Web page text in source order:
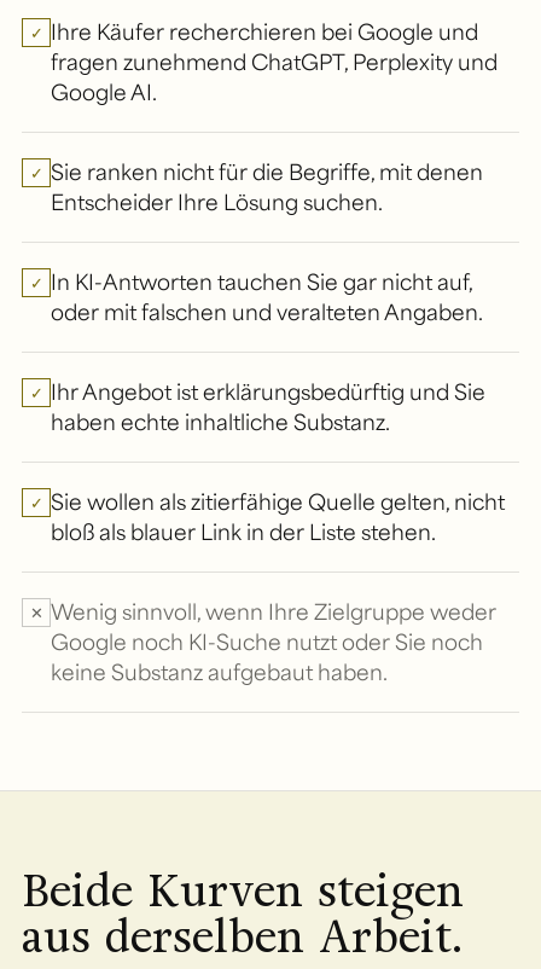
✓ Ihre Käufer recherchieren bei Google und
fragen zunehmend ChatGPT, Perplexity und
Google AI.
✓ Sie ranken nicht für die Begriffe, mit denen
Entscheider Ihre Lösung suchen.
✓ In KI-Antworten tauchen Sie gar nicht auf,
oder mit falschen und veralteten Angaben.
✓ Ihr Angebot ist erklärungsbedürftig und Sie
haben echte inhaltliche Substanz.
✓ Sie wollen als zitierfähige Quelle gelten, nicht
bloß als blauer Link in der Liste stehen.
✕ Wenig sinnvoll, wenn Ihre Zielgruppe weder
Google noch KI-Suche nutzt oder Sie noch
keine Substanz aufgebaut haben.
Beide Kurven steigen
aus derselben Arbeit.